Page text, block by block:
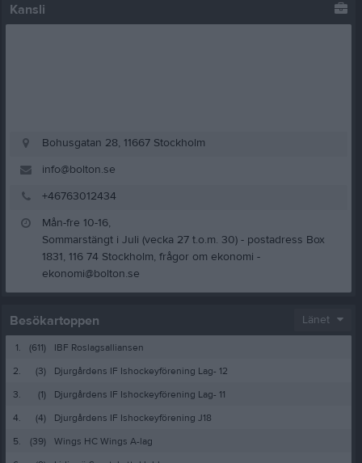
Kansli
Bohusgatan 28, 11667 Stockholm
info@bolton.se
+46763012434
Mån-fre 10-16,
Sommarstängt i Juli (vecka 27 t.o.m. 30) - postadress Box
1831, 116 74 Stockholm, frågor om ekonomi -
ekonomi@bolton.se
Besökartoppen Länet
1. (611)
IBF Roslagsalliansen
2.
(3)
Djurgårdens IF Ishockeyförening Lag- 12
3.
(1)
Djurgårdens IF Ishockeyförening Lag- 11
4.
(4)
Djurgårdens IF Ishockeyförening J18
5.
(39)
Wings HC Wings A-lag